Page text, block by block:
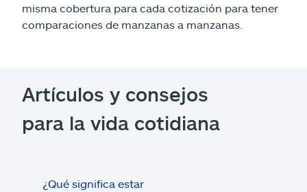
misma cobertura para cada cotización para tener
comparaciones de manzanas a manzanas.
Artículos y consejos
para la vida cotidiana
¿Qué significa estar